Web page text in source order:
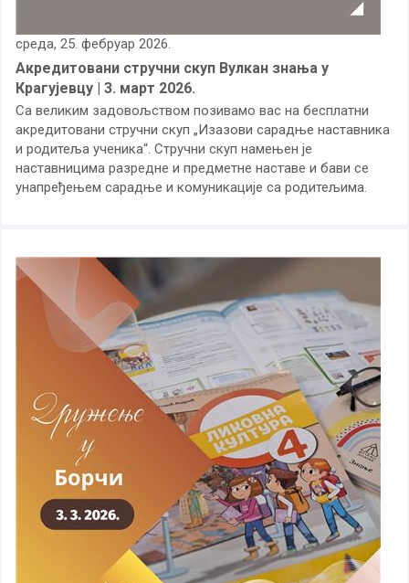
среда, 25. фебруар 2026.
Акредитовани стручни скуп Вулкан знања у
Крагујевцу | 3. март 2026.
Са великим задовољством позивамо вас на бесплатни
акредитовани стручни скуп „Изазови сарадње наставника
и родитеља ученика“. Стручни скуп намењен је
наставницима разредне и предметне наставе и бави се
унапређењем сарадње и комуникације са родитељима.